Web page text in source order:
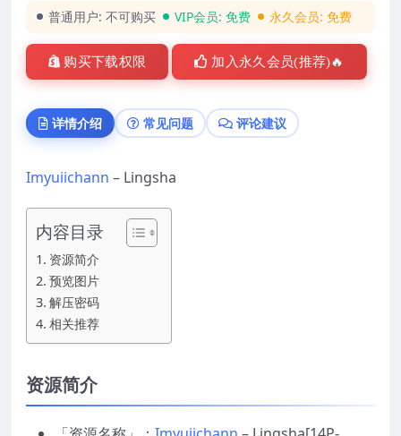
普通用户: 不可购买 VIP会员: 免费 永久会员: 免费
购买下载权限 加入永久会员(推荐)🔥
详情介绍 常见问题 评论建议
Imyuiichann – Lingsha
内容目录
资源简介
预览图片
解压密码
相关推荐
资源简介